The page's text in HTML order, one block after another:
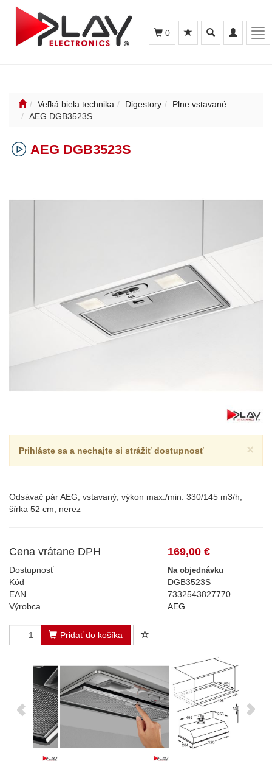
Toggle
navigation
Toggle
search
0
Veľká biela technika Digestory
Plne vstavané
AEG DGB3523S
AEG DGB3523S
×
Prihláste sa a nechajte si strážiť dostupnosť
Odsávač pár AEG, vstavaný, výkon max./min. 330/145 m3/h,
šírka 52 cm, nerez
Cena vrátane DPH 169,00 €
Dostupnosť Na objednávku
Kód
DGB3523S
EAN
7332543827770
Výrobca
AEG
Pridať do košíka